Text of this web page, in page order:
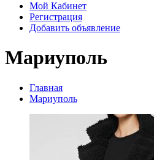
Мой Кабинет
Регистрация
Добавить объявление
Мариуполь
Главная
Мариуполь